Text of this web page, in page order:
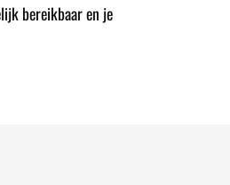
bereikbaar en je